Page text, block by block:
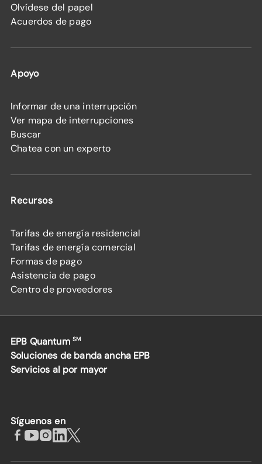
Olvídese del papel
Acuerdos de pago
Apoyo
Informar de una interrupción
Ver mapa de interrupciones
Buscar
Chatea con un experto
Recursos
Tarifas de energía residencial
Tarifas de energía comercial
Formas de pago
Asistencia de pago
Centro de proveedores
EPB Quantum SM
Soluciones de banda ancha EPB
Servicios al por mayor
Síguenos en